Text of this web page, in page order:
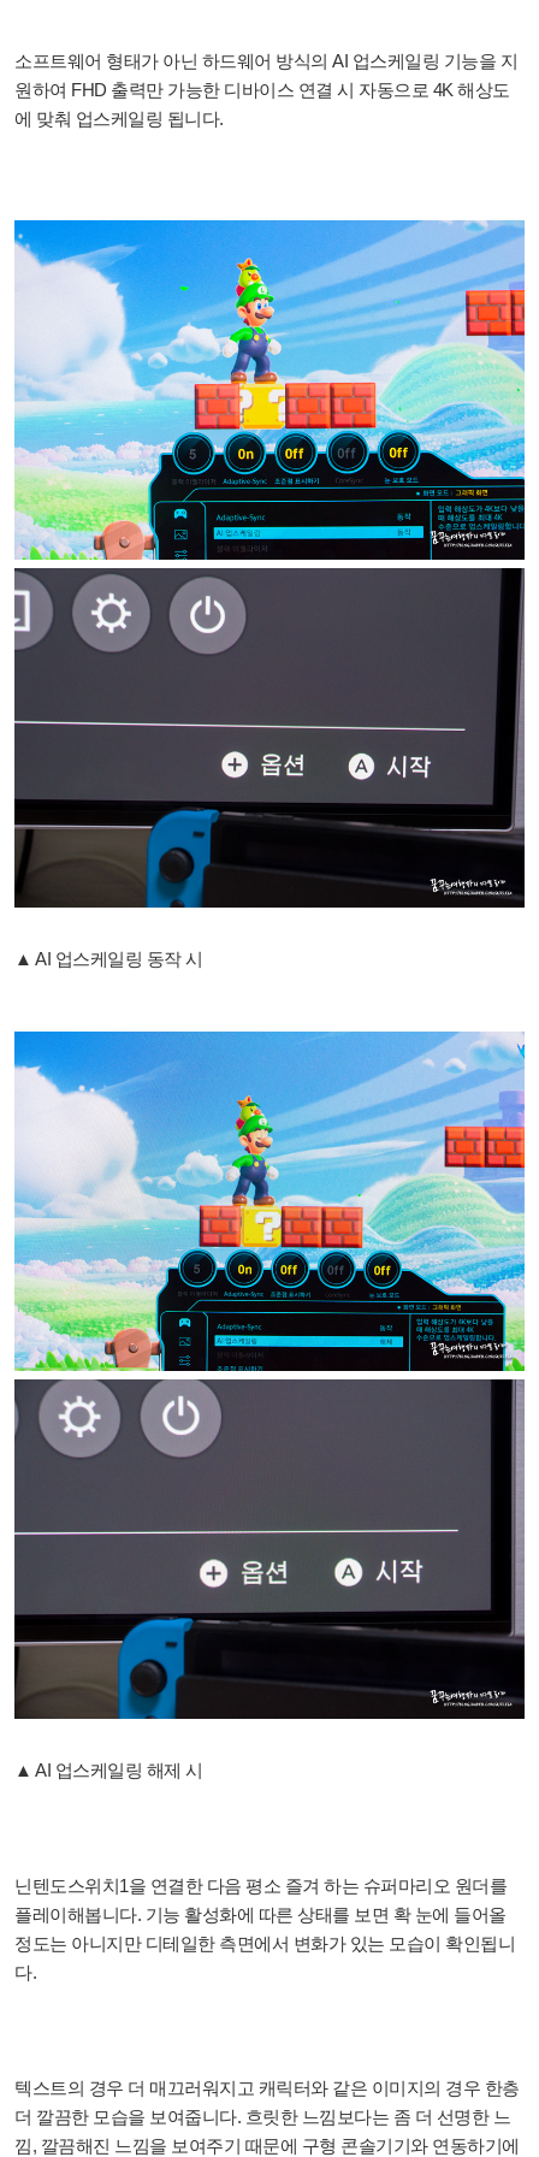
소프트웨어 형태가 아닌 하드웨어 방식의 AI 업스케일링 기능을 지
원하여 FHD 출력만 가능한 디바이스 연결 시 자동으로 4K 해상도
에 맞춰 업스케일링 됩니다.
▲ AI 업스케일링 동작 시
▲ AI 업스케일링 해제 시
닌텐도스위치1을 연결한 다음 평소 즐겨 하는 슈퍼마리오 원더를
플레이해봅니다. 기능 활성화에 따른 상태를 보면 확 눈에 들어올
정도는 아니지만 디테일한 측면에서 변화가 있는 모습이 확인됩니
다.
텍스트의 경우 더 매끄러워지고 캐릭터와 같은 이미지의 경우 한층
더 깔끔한 모습을 보여줍니다. 흐릿한 느낌보다는 좀 더 선명한 느
낌, 깔끔해진 느낌을 보여주기 때문에 구형 콘솔기기와 연동하기에